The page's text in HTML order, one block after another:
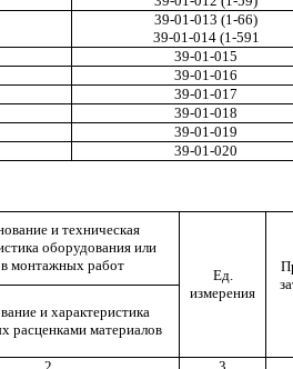
39-01-013 (1-66)
39-01-014 (1-591
39-01-015
39-01-016
39-01-017
39-01-018
39-01-019
39-01-020
и техническая
оборудования или
монтажных работ
Ед.
измерения
и характеристика
расценками материалов